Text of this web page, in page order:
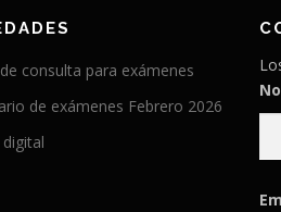
consulta para exámenes
de exámenes Febrero 2026